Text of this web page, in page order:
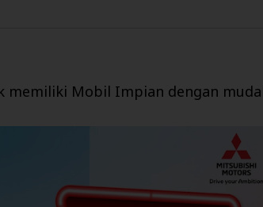
Mobil Impian dengan